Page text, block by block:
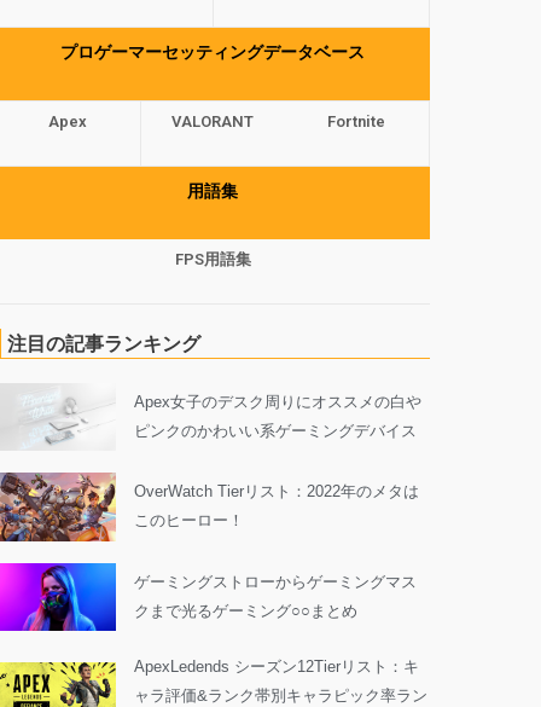
プロゲーマーセッティングデータベース
Apex VALORANT Fortnite
用語集
FPS用語集
注目の記事ランキング
Apex女子のデスク周りにオススメの白や
ピンクのかわいい系ゲーミングデバイス
OverWatch Tierリスト：2022年のメタは
このヒーロー！
ゲーミングストローからゲーミングマス
クまで光るゲーミング○○まとめ
ApexLedends シーズン12Tierリスト：キ
ャラ評価&ランク帯別キャラピック率ラン